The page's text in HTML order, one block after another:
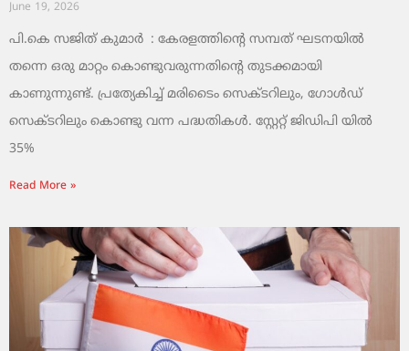
June 19, 2026
പി.കെ സജിത് കുമാര്‍ : കേരളത്തിന്റെ സമ്പത് ഘടനയിൽ
തന്നെ ഒരു മാറ്റം കൊണ്ടുവരുന്നതിന്റെ തുടക്കമായി
കാണുന്നുണ്ട്. പ്രത്യേകിച്ച് മരിടൈം സെക്ടറിലും, ഗോൾഡ്
സെക്ടറിലും കൊണ്ടു വന്ന പദ്ധതികൾ. സ്റ്റേറ്റ് ജിഡിപി യിൽ
35%
Read More »